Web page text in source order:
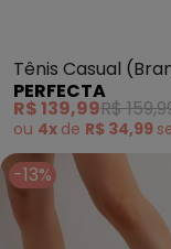
Tênis Casual
em Sintético
PERFECTA
R$ 139,99R$
ou 4x de R$ 34,99
-13%